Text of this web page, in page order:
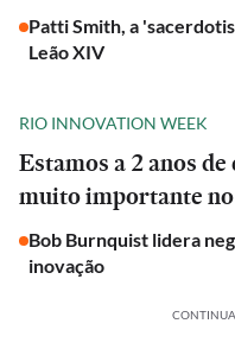
Patti Smith, a
Leão XIV
RIO INNOVATION WEEK
Estamos a 2 anos
muito importante
Bob Burnquist lidera
inovação